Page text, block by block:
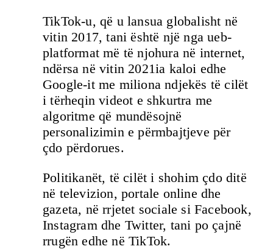
TikTok-u, që u lansua globalisht në
vitin 2017, tani është një nga ueb-
platformat më të njohura në internet,
ndërsa në vitin 2021ia kaloi edhe
Google-it me miliona ndjekës të cilët
i tërheqin videot e shkurtra me
algoritme që mundësojnë
personalizimin e përmbajtjeve për
çdo përdorues.
Politikanët, të cilët i shohim çdo ditë
në televizion, portale online dhe
gazeta, në rrjetet sociale si Facebook,
Instagram dhe Twitter, tani po çajnë
rrugën edhe në TikTok.